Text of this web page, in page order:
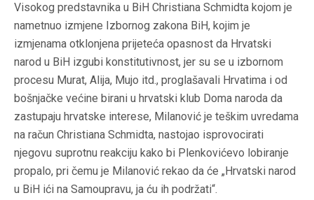
Visokog predstavnika u BiH Christiana Schmidta kojom je
nametnuo izmjene Izbornog zakona BiH, kojim je
izmjenama otklonjena prijeteća opasnost da Hrvatski
narod u BiH izgubi konstitutivnost, jer su se u izbornom
procesu Murat, Alija, Mujo itd., proglašavali Hrvatima i od
bošnjačke većine birani u hrvatski klub Doma naroda da
zastupaju hrvatske interese, Milanović je teškim uvredama
na račun Christiana Schmidta, nastojao isprovocirati
njegovu suprotnu reakciju kako bi Plenkovićevo lobiranje
propalo, pri čemu je Milanović rekao da će „Hrvatski narod
u BiH ići na Samoupravu, ja ću ih podržati“.